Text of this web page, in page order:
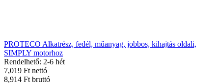
PROTECO Alkatrész, fedél, műanyag, jobbos, kihajtás oldali,
SIMPLY motorhoz
Rendelhető: 2-6 hét
7,019 Ft nettó
8,914 Ft bruttó